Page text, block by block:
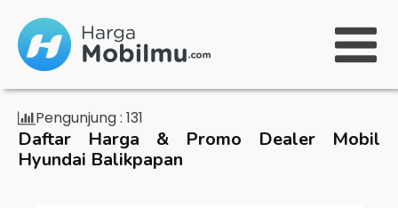
Pengunjung : 131
Daftar Harga & Promo Dealer Mobil
Hyundai Balikpapan